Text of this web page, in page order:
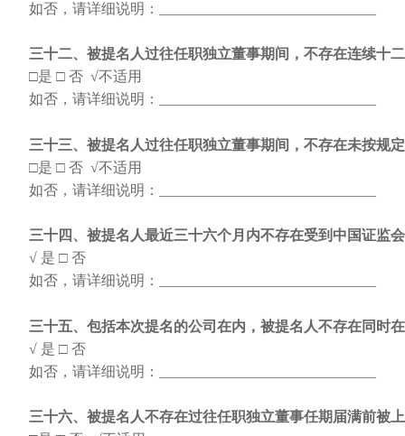
如否，请详细说明：
三十二、被提名人过往任职独立董事期间，不存在连续十
□是 □ 否 √不适用
如否，请详细说明：
三十三、被提名人过往任职独立董事期间，不存在未按规
□是 □ 否 √不适用
如否，请详细说明：
三十四、被提名人最近三十六个月内不存在受到中国证监
√ 是 □ 否
如否，请详细说明：
三十五、包括本次提名的公司在内，被提名人不存在同时
√ 是 □ 否
如否，请详细说明：
三十六、被提名人不存在过往任职独立董事任期届满前被